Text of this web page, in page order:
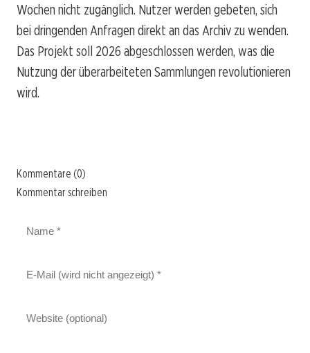
Wochen nicht zugänglich. Nutzer werden gebeten, sich
bei dringenden Anfragen direkt an das Archiv zu wenden.
Das Projekt soll 2026 abgeschlossen werden, was die
Nutzung der überarbeiteten Sammlungen revolutionieren
wird.
Kommentare (0)
Kommentar schreiben